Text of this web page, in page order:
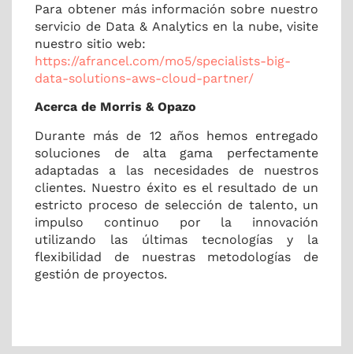
Para obtener más información sobre nuestro
servicio de Data & Analytics en la nube, visite
nuestro sitio web:
https://afrancel.com/mo5/specialists-big-
data-solutions-aws-cloud-partner/
Acerca de Morris & Opazo
Durante más de 12 años hemos entregado
soluciones de alta gama perfectamente
adaptadas a las necesidades de nuestros
clientes. Nuestro éxito es el resultado de un
estricto proceso de selección de talento, un
impulso continuo por la innovación
utilizando las últimas tecnologías y la
flexibilidad de nuestras metodologías de
gestión de proyectos.